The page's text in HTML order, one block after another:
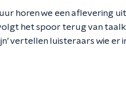
horen we een aflevering
het spoor terug van
vertellen luisteraars wie er